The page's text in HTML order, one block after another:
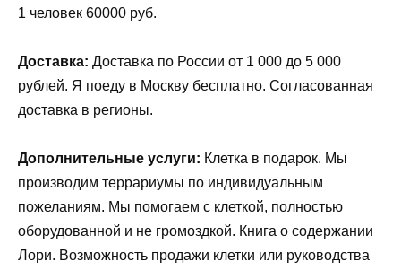
1 человек 60000 руб.
Доставка: Доставка по России от 1 000 до 5 000
рублей. Я поеду в Москву бесплатно. Согласованная
доставка в регионы.
Дополнительные услуги: Клетка в подарок. Мы
производим террариумы по индивидуальным
пожеланиям. Мы помогаем с клеткой, полностью
оборудованной и не громоздкой. Книга о содержании
Лори. Возможность продажи клетки или руководства